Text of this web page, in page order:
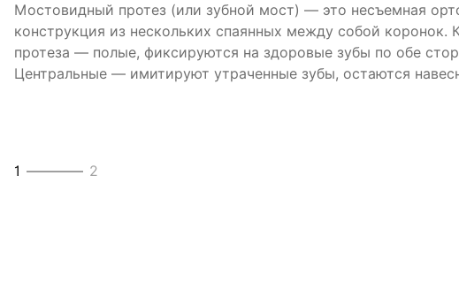
Мостовидный протез (или зубной мост) — это несъемная
конструкция из нескольких спаянных между собой коронок.
протеза — полые, фиксируются на здоровые зубы по обе
Центральные — имитируют утраченные зубы, остаются
1 2
Полные съемные протезы — простой и доступный вариант
при полном отсутствии зубов. Не предполагают
стоят на порядок дешевле протезов на имплантах. Создаются
зуботехнической лаборатории.
2 2